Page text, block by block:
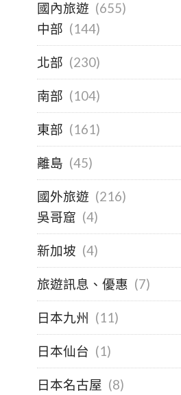
國內旅遊 (655)
中部 (144)
北部 (230)
南部 (104)
東部 (161)
離島 (45)
國外旅遊 (216)
吳哥窟 (4)
新加坡 (4)
旅遊訊息、優惠 (7)
日本九州 (11)
日本仙台 (1)
日本名古屋 (8)